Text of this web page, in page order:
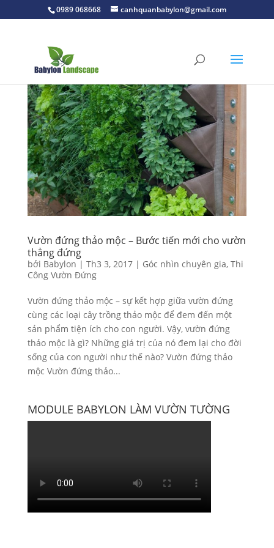
0989 068668 canhquanbabylon@gmail.com
Vườn đứng thảo mộc – Bước tiến mới cho vườn
thẳng đứng
bởi Babylon | Th3 3, 2017| Góc nhìn chuyên gia, Thi
Công Vườn Đứng
Vườn đứng thảo mộc – sự kết hợp giữa vườn đứng
cùng các loại cây trồng thảo mộc để đem đến một
sản phẩm tiện ích cho con người. Vậy, vườn đứng
thảo mộc là gì? Những giá trị của nó đem lại cho đời
sống của con người như thế nào? Vườn đứng thảo
mộc Vườn đứng thảo...
MODULE BABYLON LÀM VƯỜN TƯỜNG